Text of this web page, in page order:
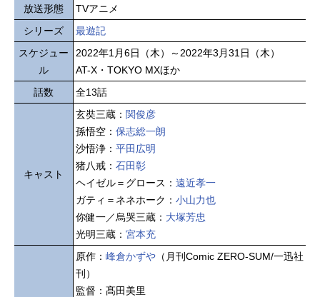
放送形態
TVアニメ
シリーズ
最遊記
スケジュー
ル
2022年1月6日（木）～2022年3月31日（木）
AT-X・TOKYO MXほか
話数
全13話
キャスト
玄奘三蔵： 関俊彦
孫悟空： 保志総一朗
沙悟浄： 平田広明
猪八戒： 石田彰
ヘイゼル＝グロース： 遠近孝一
ガティ＝ネネホーク： 小山力也
你健一／烏哭三蔵： 大塚芳忠
光明三蔵： 宮本充
原作： 峰倉かずや （月刊Comic ZERO-SUM/一迅社
刊）
監督：髙田美里